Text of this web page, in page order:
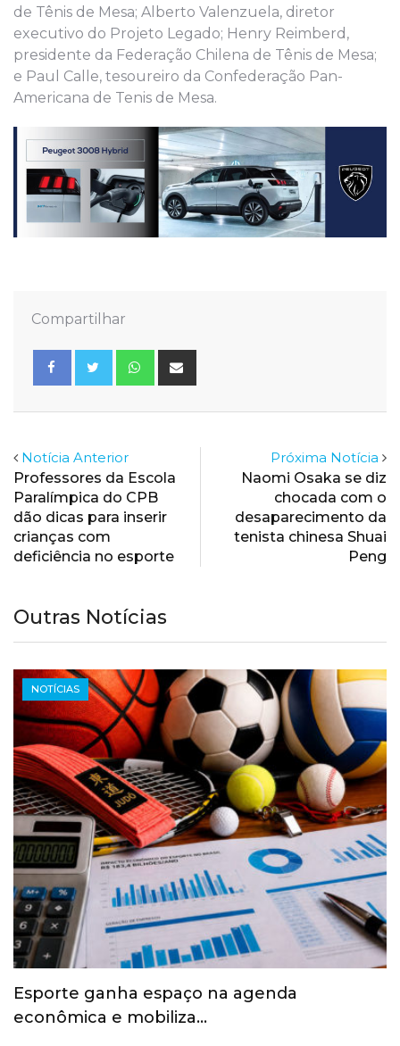
de Tênis de Mesa; Alberto Valenzuela, diretor
executivo do Projeto Legado; Henry Reimberd,
presidente da Federação Chilena de Tênis de Mesa;
e Paul Calle, tesoureiro da Confederação Pan-
Americana de Tenis de Mesa.
Compartilhar
Whatsapp
Notícia Anterior
Professores da Escola
Paralímpica do CPB
dão dicas para inserir
crianças com
deficiência no esporte
Próxima Notícia
Naomi Osaka se diz
chocada com o
desaparecimento da
tenista chinesa Shuai
Peng
Outras Notícias
NOTÍCIAS
Esporte ganha espaço na agenda
econômica e mobiliza…